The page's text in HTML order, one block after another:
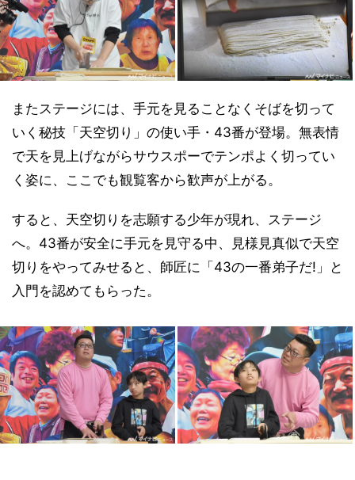
またステージには、手元を見ることなくそばを切って
いく秘技「天空切り」の使い手・43番が登場。無表情
で天を見上げながらサウスポーでテンポよく切ってい
く姿に、ここでも観覧客から歓声が上がる。
すると、天空切りを志願する少年が現れ、ステージ
へ。43番が安全に手元を見守る中、見様見真似で天空
切りをやってみせると、師匠に「43の一番弟子だ!」と
入門を認めてもらった。